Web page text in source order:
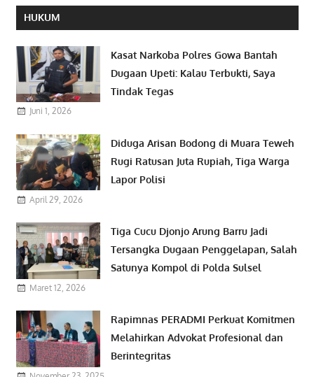
HUKUM
Kasat Narkoba Polres Gowa Bantah
Dugaan Upeti: Kalau Terbukti, Saya
Tindak Tegas
Juni 1, 2026
Diduga Arisan Bodong di Muara Teweh
Rugi Ratusan Juta Rupiah, Tiga Warga
Lapor Polisi
April 29, 2026
Tiga Cucu Djonjo Arung Barru Jadi
Tersangka Dugaan Penggelapan, Salah
Satunya Kompol di Polda Sulsel
Maret 12, 2026
Rapimnas PERADMI Perkuat Komitmen
Melahirkan Advokat Profesional dan
Berintegritas